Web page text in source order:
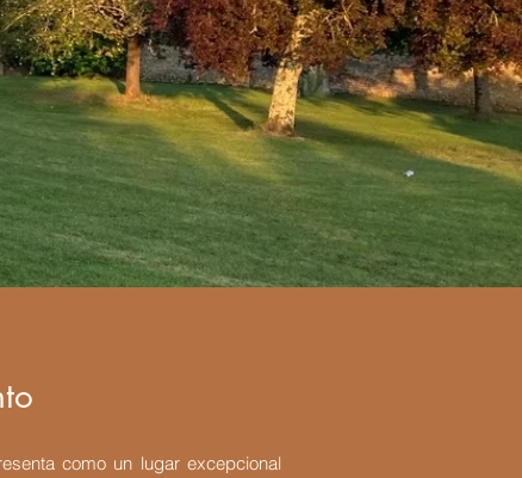
como un lugar excepcional